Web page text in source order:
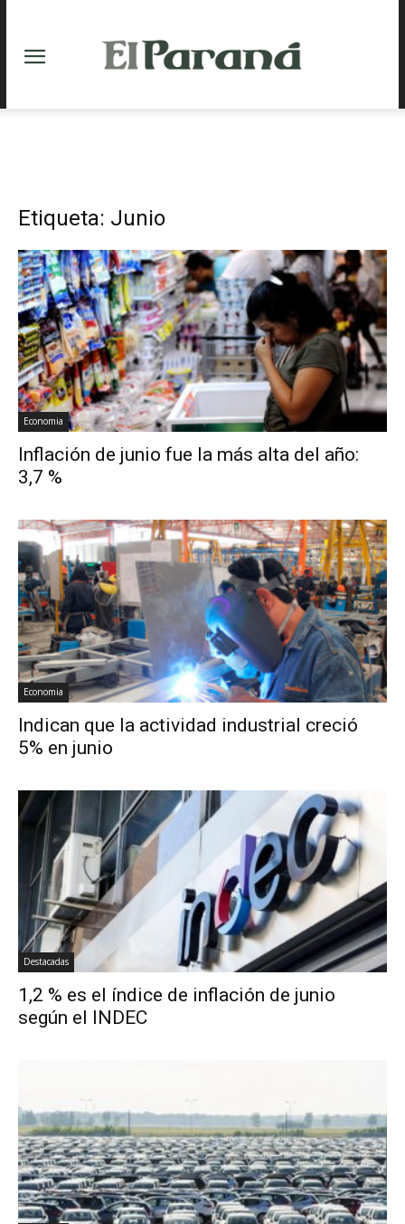
Etiqueta: Junio
Economia
Inflación de junio fue la más alta del año:
3,7 %
Economia
Indican que la actividad industrial creció
5% en junio
Destacadas
1,2 % es el índice de inflación de junio
según el INDEC